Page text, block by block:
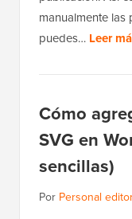
manualmente
puedes… Leer
Cómo
SVG en
sencillas)
Por Personal